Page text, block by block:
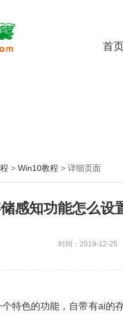
首页
> Win10教程 > 详细页面
感知功能怎么设
时间：2019-12-25
特色的功能，自带有ai的